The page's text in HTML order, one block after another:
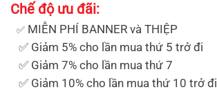
Chế độ ưu đãi:
✅ MIỄN PHÍ BANNER và THIỆP
✅ Giảm 5% cho lần mua thứ 5 trở đi
✅ Giảm 7% cho lần mua thứ 7
✅ Giảm 10% cho lần mua thứ 10 trở đi